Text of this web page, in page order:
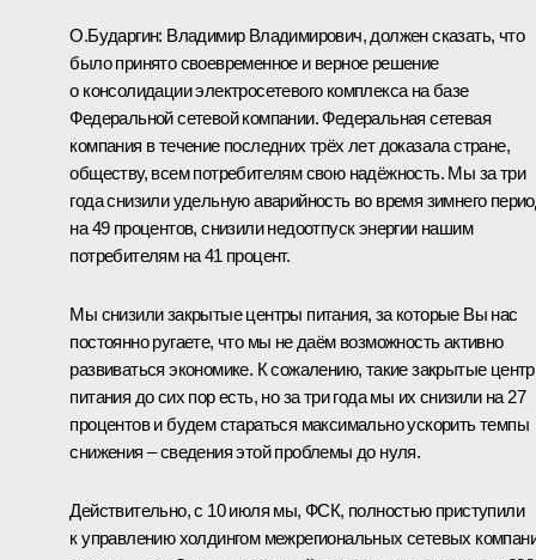
О.Бударгин: Владимир Владимирович, должен сказать, что
было принято своевременное и верное решение
о консолидации электросетевого комплекса на базе
Федеральной сетевой компании. Федеральная сетевая
компания в течение последних трёх лет доказала стране,
обществу, всем потребителям свою надёжность. Мы за три
года снизили удельную аварийность во время зимнего
на 49 процентов, снизили недоотпуск энергии нашим
потребителям на 41 процент.
Мы снизили закрытые центры питания, за которые Вы нас
постоянно ругаете, что мы не даём возможность активно
развиваться экономике. К сожалению, такие закрытые
питания до сих пор есть, но за три года мы их снизили на 27
процентов и будем стараться максимально ускорить темпы
снижения – сведения этой проблемы до нуля.
Действительно, с 10 июля мы, ФСК, полностью приступили
к управлению холдингом межрегиональных сетевых